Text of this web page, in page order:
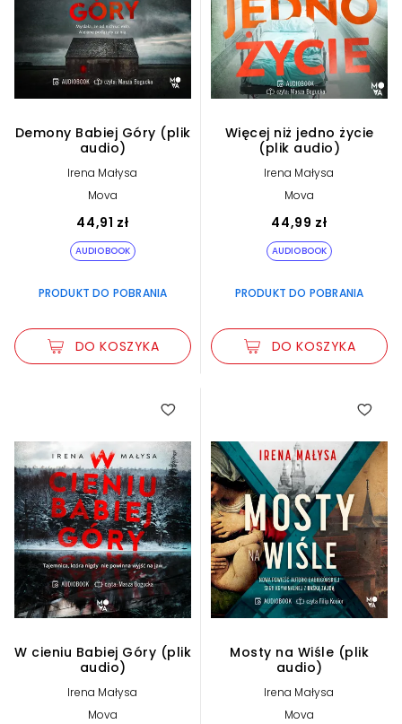
Demony Babiej Góry (plik
audio)
Irena Małysa
Mova
44,91 zł
AUDIOBOOK
PRODUKT DO POBRANIA
DO KOSZYKA
Więcej niż jedno życie
(plik audio)
Irena Małysa
Mova
44,99 zł
AUDIOBOOK
PRODUKT DO POBRANIA
DO KOSZYKA
W cieniu Babiej Góry (plik
audio)
Irena Małysa
Mova
Mosty na Wiśle (plik
audio)
Irena Małysa
Mova